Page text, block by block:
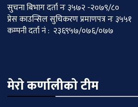
सुचना बिभाग दर्ता नः ३५७२ -२०७९/८०
प्रेस काउन्सिल सुचिकरण प्रमाणपत्र नः ३५५१
कम्पनी दर्ता नं : २३६९५७/०७६/०७७
मेराे कर्णालीकाे टीम